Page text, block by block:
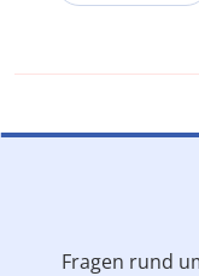
Fragen rund